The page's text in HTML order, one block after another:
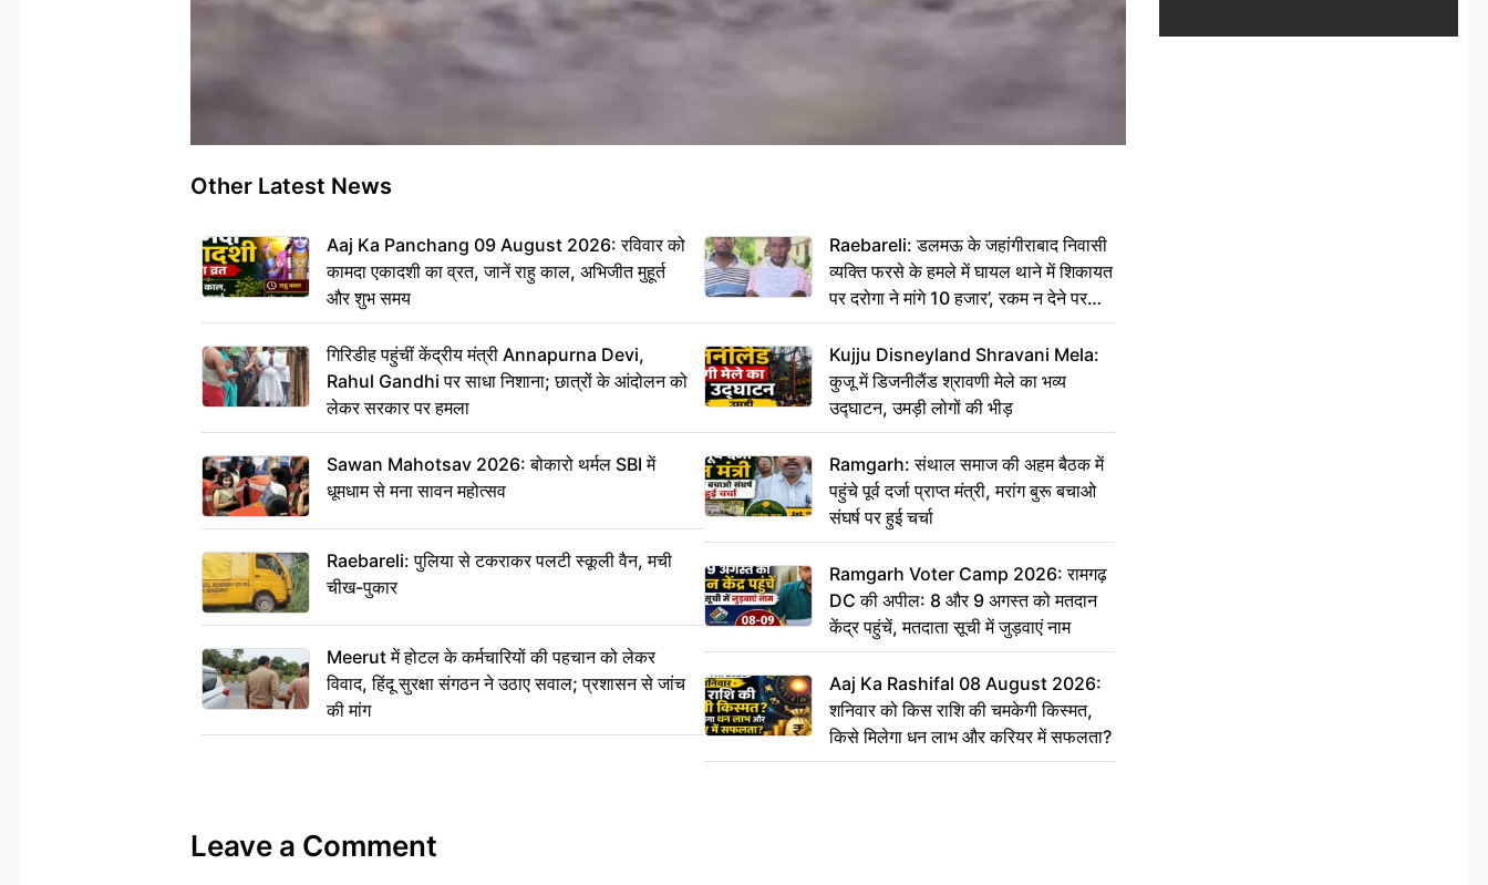
Other Latest News
Aaj Ka Panchang 09 August 2026: रविवार को
कामदा एकादशी का व्रत, जानें राहु काल, अभिजीत मुहूर्त
और शुभ समय
गिरिडीह पहुंचीं केंद्रीय मंत्री Annapurna Devi,
Rahul Gandhi पर साधा निशाना; छात्रों के आंदोलन को
लेकर सरकार पर हमला
Sawan Mahotsav 2026: बोकारो थर्मल SBI में
धूमधाम से मना सावन महोत्सव
Raebareli: पुलिया से टकराकर पलटी स्कूली वैन, मची
चीख-पुकार
Meerut में होटल के कर्मचारियों की पहचान को लेकर
विवाद, हिंदू सुरक्षा संगठन ने उठाए सवाल; प्रशासन से जांच
की मांग
Raebareli: डलमऊ के जहांगीराबाद निवासी
व्यक्ति फरसे के हमले में घायल थाने में शिकायत
पर दरोगा ने मांगे 10 हजार’, रकम न देने पर
कार्रवाई ठंडी!
Kujju Disneyland Shravani Mela:
कुजू में डिजनीलैंड श्रावणी मेले का भव्य
उद्घाटन, उमड़ी लोगों की भीड़
Ramgarh: संथाल समाज की अहम बैठक में
पहुंचे पूर्व दर्जा प्राप्त मंत्री, मरांग बुरू बचाओ
संघर्ष पर हुई चर्चा
Ramgarh Voter Camp 2026: रामगढ़
DC की अपील: 8 और 9 अगस्त को मतदान
केंद्र पहुंचें, मतदाता सूची में जुड़वाएं नाम
Aaj Ka Rashifal 08 August 2026:
शनिवार को किस राशि की चमकेगी किस्मत,
किसे मिलेगा धन लाभ और करियर में सफलता?
Leave a Comment
की भीड़